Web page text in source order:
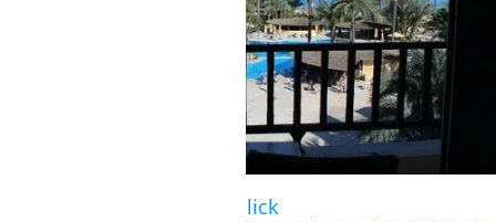
Superiorzimmer mit Poolblick